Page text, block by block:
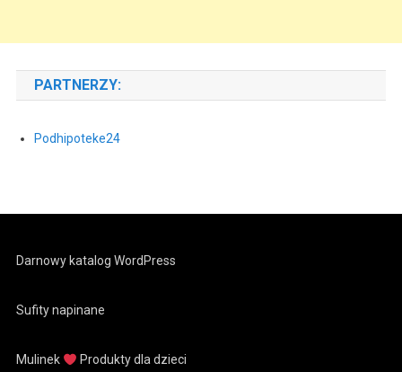
PARTNERZY:
Podhipoteke24
Darnowy katalog WordPress
Sufity napinane
Mulinek Produkty dla dzieci